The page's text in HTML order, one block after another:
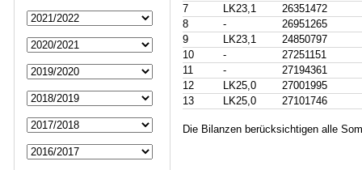
7
LK23,1
26351472
8
-
26951265
9
LK23,1
24850797
10
-
27251151
11
-
27194361
12
LK25,0
27001995
13
LK25,0 27101746
Die Bilanzen berücksichtigen alle